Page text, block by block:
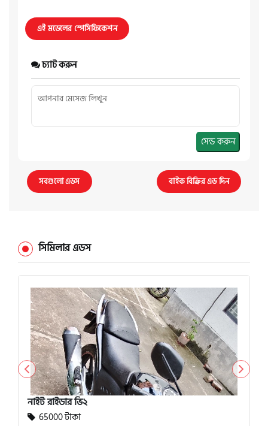
এই মডেলের স্পেসিফিকেশন
চ্যাট করুন
সেন্ড করুন
সবগুলো এডস বাইক বিক্রির এড দিন
সিমিলার এডস
নাইট রাইডার ভি২
65000 টাকা